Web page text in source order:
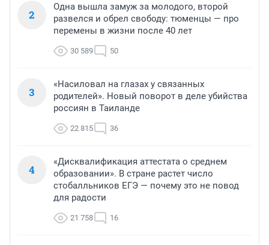
2
Одна вышла замуж за молодого, второй
развелся и обрел свободу: тюменцы — про
перемены в жизни после 40 лет
30 589 50
3
«Насиловал на глазах у связанных
родителей». Новый поворот в деле убийства
россиян в Таиланде
22 815 36
4
«Дисквалификация аттестата о среднем
образовании». В стране растет число
стобалльников ЕГЭ — почему это не повод
для радости
21 758 16